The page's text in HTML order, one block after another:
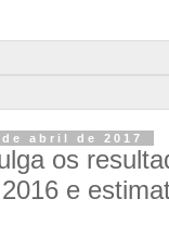
abril de 2017
os
e